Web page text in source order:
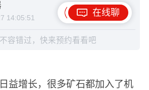
14:05:51
在线聊
容错过，快来预约看看吧
益增长，很多矿石都加入了机